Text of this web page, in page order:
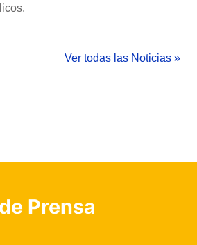
Ver todas las Noticias »
Prensa